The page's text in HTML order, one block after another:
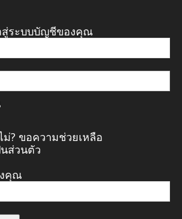
สู่ระบบบัญชีของคุณ
? ขอความช่วยเหลือ
ส่วนตัว
คุณ